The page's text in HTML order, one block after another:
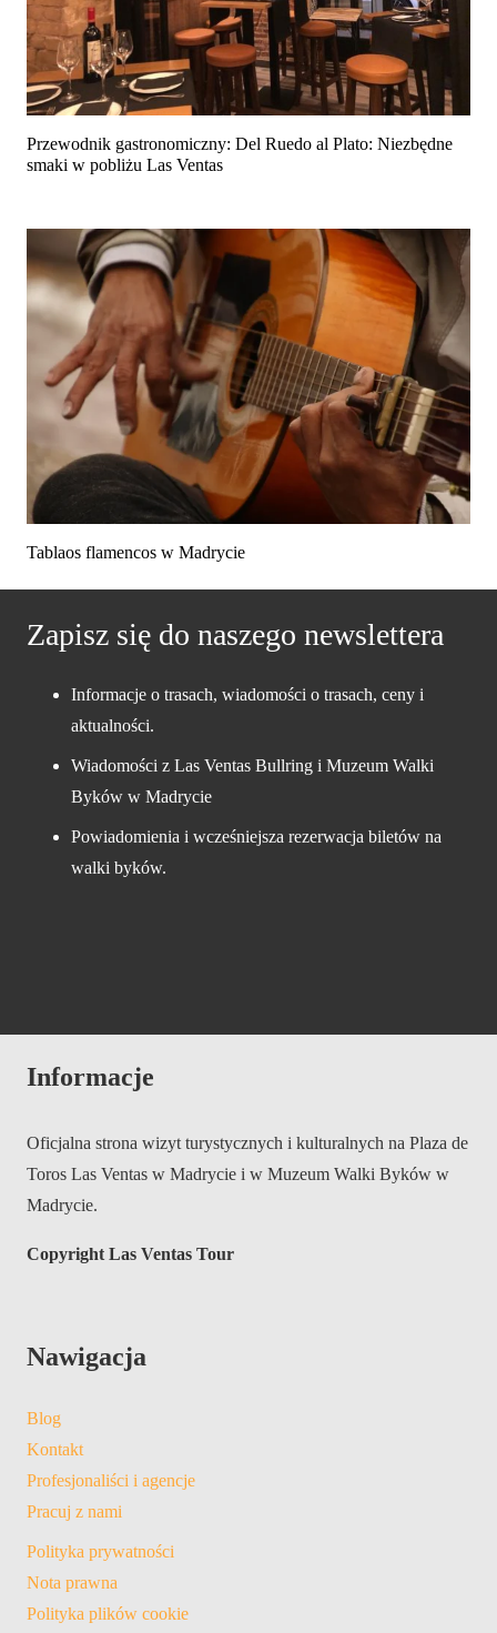
Przewodnik gastronomiczny: Del Ruedo al Plato: Niezbędne
smaki w pobliżu Las Ventas
Tablaos flamencos w Madrycie
Zapisz się do naszego newslettera
Informacje o trasach, wiadomości o trasach, ceny i
aktualności.
Wiadomości z Las Ventas Bullring i Muzeum Walki
Byków w Madrycie
Powiadomienia i wcześniejsza rezerwacja biletów na
walki byków.
Informacje
Oficjalna strona wizyt turystycznych i kulturalnych na Plaza de
Toros Las Ventas w Madrycie i w Muzeum Walki Byków w
Madrycie.
Copyright Las Ventas Tour
Nawigacja
Blog
Kontakt
Profesjonaliści i agencje
Pracuj z nami
Polityka prywatności
Nota prawna
Polityka plików cookie